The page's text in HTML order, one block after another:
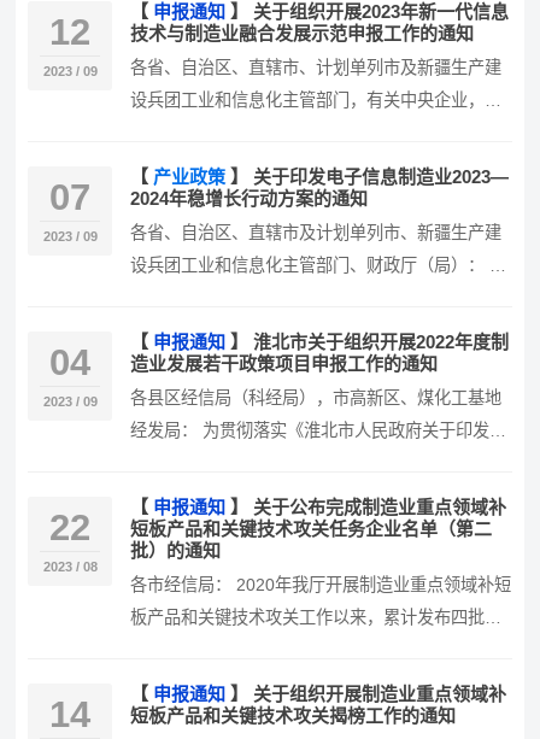
12
2023 / 09
【 申报通知 】 关于组织开展2023年新一代信息
技术与制造业融合发展示范申报工作的通知
各省、自治区、直辖市、计划单列市及新疆生产建
设兵团工业和信息化主管部门，有关中央企业，部
07
2023 / 09
【 产业政策 】 关于印发电子信息制造业2023—
2024年稳增长行动方案的通知
各省、自治区、直辖市及计划单列市、新疆生产建
设兵团工业和信息化主管部门、财政厅（局）： 现
04
2023 / 09
【 申报通知 】淮北市关于组织开展2022年度制
造业发展若干政策项目申报工作的通知
各县区经信局（科经局），市高新区、煤化工基地
经发局： 为贯彻落实《淮北市人民政府关于印发支
22
2023 / 08
【 申报通知 】 关于公布完成制造业重点领域补
短板产品和关键技术攻关任务企业名单（第二
批）的通知
各市经信局： 2020年我厅开展制造业重点领域补短
板产品和关键技术攻关工作以来，累计发布四批
14 【 申报通知 】 关于组织开展制造业重点领域补
短板产品和关键技术攻关揭榜工作的通知